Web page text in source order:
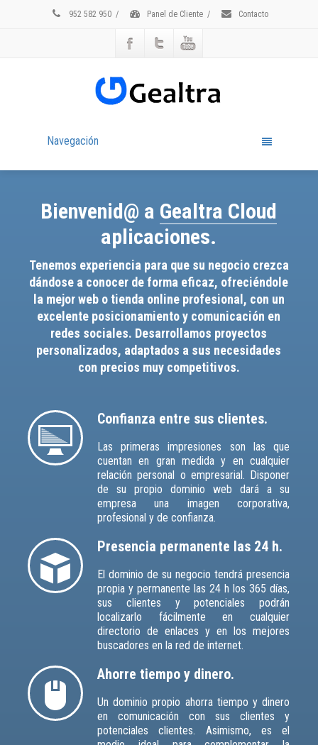
952 582 950 / Panel de Cliente / Contacto
Navegación
Bienvenid@ a Gealtra Cloud
aplicaciones.
Tenemos experiencia para que su negocio crezca
dándose a conocer de forma eficaz, ofreciéndole
la mejor web o tienda online profesional, con un
excelente posicionamiento y comunicación en
redes sociales. Desarrollamos proyectos
personalizados, adaptados a sus necesidades
con precios muy competitivos.
Confianza entre sus clientes.
Las primeras impresiones son las que
cuentan en gran medida y en cualquier
relación personal o empresarial. Disponer
de su propio dominio web dará a su
empresa una imagen corporativa,
profesional y de confianza.
Presencia permanente las 24 h.
El dominio de su negocio tendrá presencia
propia y permanente las 24 h los 365 días,
sus clientes y potenciales podrán
localizarlo fácilmente en cualquier
directorio de enlaces y en los mejores
buscadores en la red de internet.
Ahorre tiempo y dinero.
Un dominio propio ahorra tiempo y dinero
en comunicación con sus clientes y
potenciales clientes. Asimismo, es el